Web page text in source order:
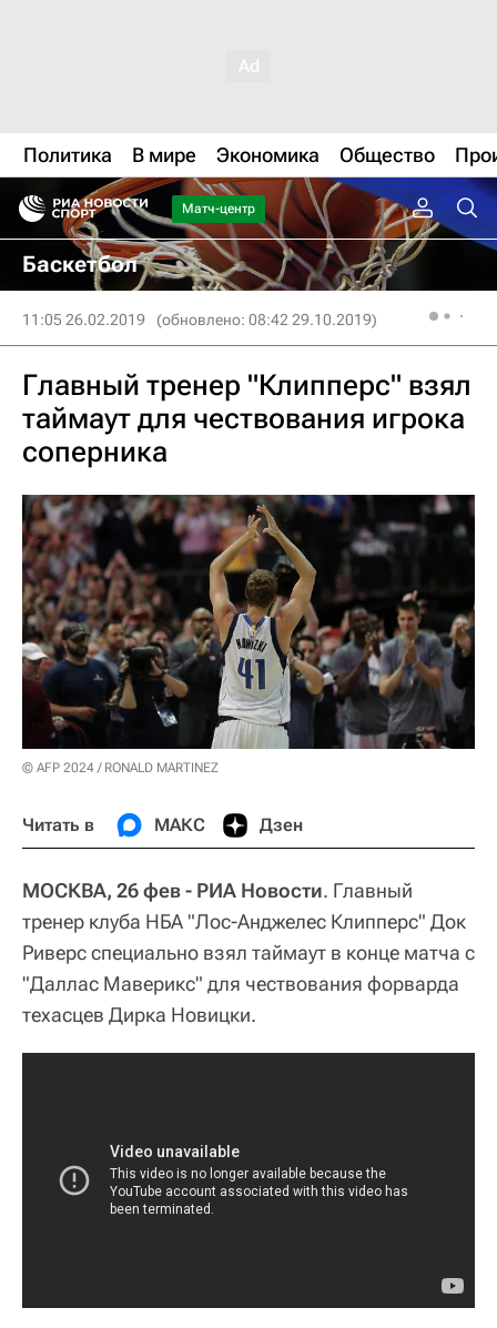
Политика В мире Экономика Общество
Матч-центр
Баскетбол
11:05 26.02.2019 (обновлено: 08:42 29.10.2019)
Главный тренер "Клипперс" взял
таймаут для чествования игрока
соперника
© AFP 2024 / RONALD MARTINEZ
Читать в МАКС Дзен
МОСКВА, 26 фев - РИА Новости. Главный
тренер клуба НБА "Лос-Анджелес Клипперс" Док
Риверс специально взял таймаут в конце матча с
"Даллас Маверикс" для чествования форварда
техасцев Дирка Новицки.